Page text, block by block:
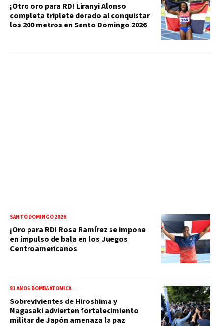
¡Otro oro para RD! Liranyi Alonso
completa triplete dorado al conquistar
los 200 metros en Santo Domingo 2026
SANTO DOMINGO 2026
¡Oro para RD! Rosa Ramírez se impone
en impulso de bala en los Juegos
Centroamericanos
81 AÑOS BOMBA ATÓMICA
Sobrevivientes de Hiroshima y
Nagasaki advierten fortalecimiento
militar de Japón amenaza la paz